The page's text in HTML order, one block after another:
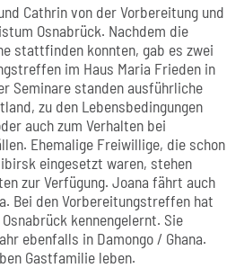
Cathrin von der Vorbereitung und
Osnabrück. Nachdem die
stattfinden konnten, gab es zwei
im Haus Maria Frieden in
Seminare standen ausführliche
zu den Lebensbedingungen
auch zum Verhalten bei
Ehemalige Freiwillige, die schon
eingesetzt waren, stehen
zur Verfügung. Joana fährt auch
Bei den Vorbereitungstreffen hat
kennengelernt. Sie
ebenfalls in Damongo / Ghana.
Gastfamilie leben.